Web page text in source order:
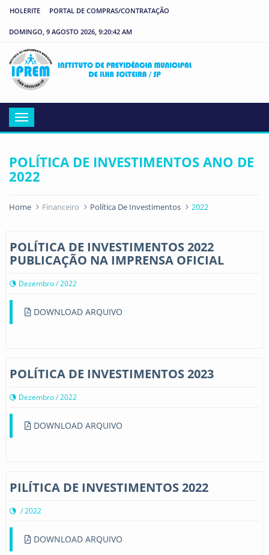
HOLERITE PORTAL DE COMPRAS/CONTRATAÇÃO
DOMINGO, 9 AGOSTO 2026, 9:20:42 AM
Menu
POLÍTICA DE INVESTIMENTOS ANO DE
2022
Home Financeiro Política De Investimentos 2022
POLÍTICA DE INVESTIMENTOS 2022
PUBLICAÇÃO NA IMPRENSA OFICIAL
Dezembro / 2022
DOWNLOAD ARQUIVO
POLÍTICA DE INVESTIMENTOS 2023
Dezembro / 2022
DOWNLOAD ARQUIVO
PILÍTICA DE INVESTIMENTOS 2022
/ 2022
DOWNLOAD ARQUIVO